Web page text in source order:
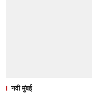
नवी मुंबई